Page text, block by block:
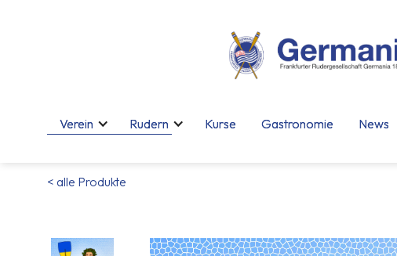
Verein
Verein Rudern
Rudern Kurse
Kurse Gastronomie
Gastronomie News
News
< alle Produkte